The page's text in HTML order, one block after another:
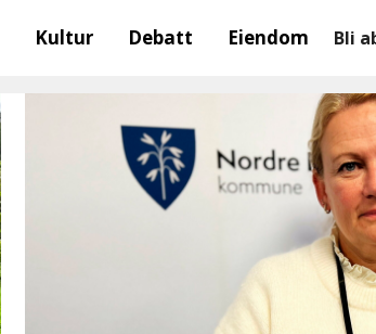
Kultur Debatt Eiendom Bli